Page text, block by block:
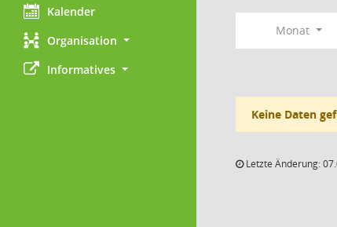
Kalender
Organisation
Informatives
Monat
Keine Daten
Letzte Änderung: